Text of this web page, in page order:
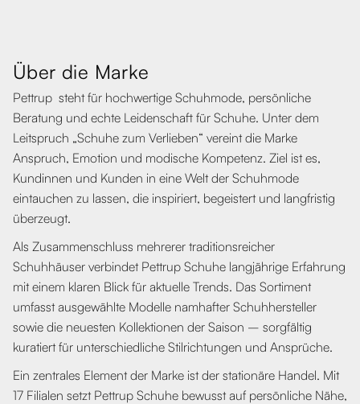
‍Über die Marke
Pettrup steht für hochwertige Schuhmode, persönliche
Beratung und echte Leidenschaft für Schuhe. Unter dem
Leitspruch „Schuhe zum Verlieben“ vereint die Marke
Anspruch, Emotion und modische Kompetenz. Ziel ist es,
Kundinnen und Kunden in eine Welt der Schuhmode
eintauchen zu lassen, die inspiriert, begeistert und langfristig
überzeugt.
Als Zusammenschluss mehrerer traditionsreicher
Schuhhäuser verbindet Pettrup Schuhe langjährige Erfahrung
mit einem klaren Blick für aktuelle Trends. Das Sortiment
umfasst ausgewählte Modelle namhafter Schuhhersteller
sowie die neuesten Kollektionen der Saison – sorgfältig
kuratiert für unterschiedliche Stilrichtungen und Ansprüche.
Ein zentrales Element der Marke ist der stationäre Handel. Mit
17 Filialen setzt Pettrup Schuhe bewusst auf persönliche Nähe,